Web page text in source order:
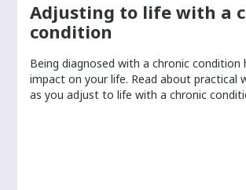
Adjusting to life with a
condition
Being diagnosed with a chronic condition
impact on your life. Read about practical
as you adjust to life with a chronic